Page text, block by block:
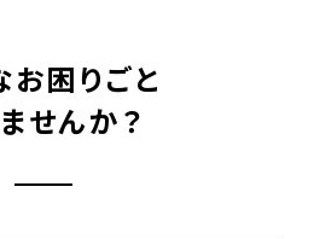
お困りごと
せんか？